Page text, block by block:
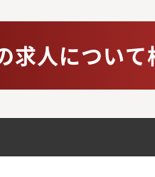
求人につい